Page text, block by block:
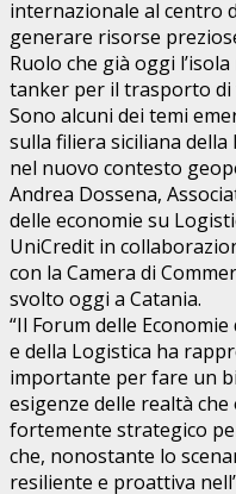
internazionale al centro
generare risorse
Ruolo che già oggi
tanker per il trasporto
Sono alcuni dei temi
sulla filiera siciliana
nel nuovo contesto
Andrea Dossena,
delle economie su
UniCredit in
con la Camera di
svolto oggi a Catania.
“Il Forum delle
e della Logistica ha
importante per fare un
esigenze delle realtà
fortemente strategico
che, nonostante lo
resiliente e proattiva